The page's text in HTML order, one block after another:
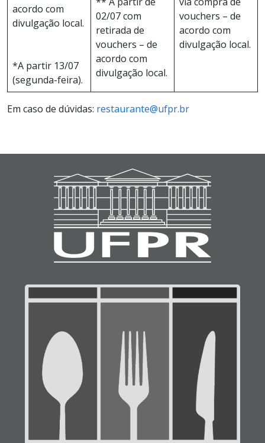
acordo com
divulgação local.
*A partir 13/07
(segunda-feira).
02/07 com
retirada de
vouchers – de
acordo com
divulgação local.
vouchers – de
acordo com
divulgação local.
Em caso de dúvidas: restaurante@ufpr.br